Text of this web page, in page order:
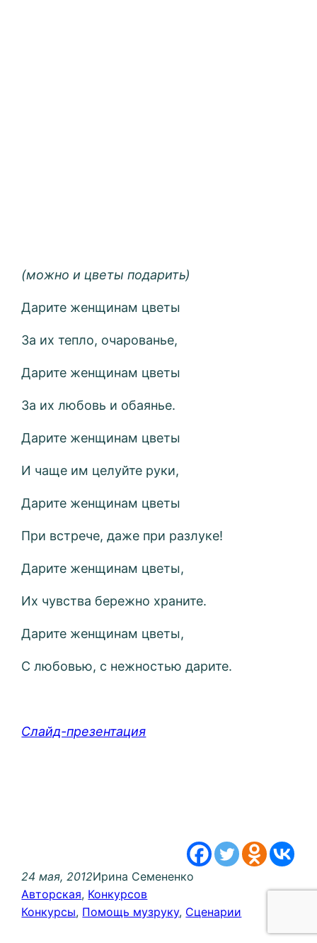
(можно и цветы подарить)
Дарите женщинам цветы
За их тепло, очарованье,
Дарите женщинам цветы
За их любовь и обаянье.
Дарите женщинам цветы
И чаще им целуйте руки,
Дарите женщинам цветы
При встрече, даже при разлуке!
Дарите женщинам цветы,
Их чувства бережно храните.
Дарите женщинам цветы,
С любовью, с нежностью дарите.
Слайд-презентация
24 мая, 2012Ирина Семененко
Авторская, Конкурсов
Конкурсы, Помощь музруку, Сценарии